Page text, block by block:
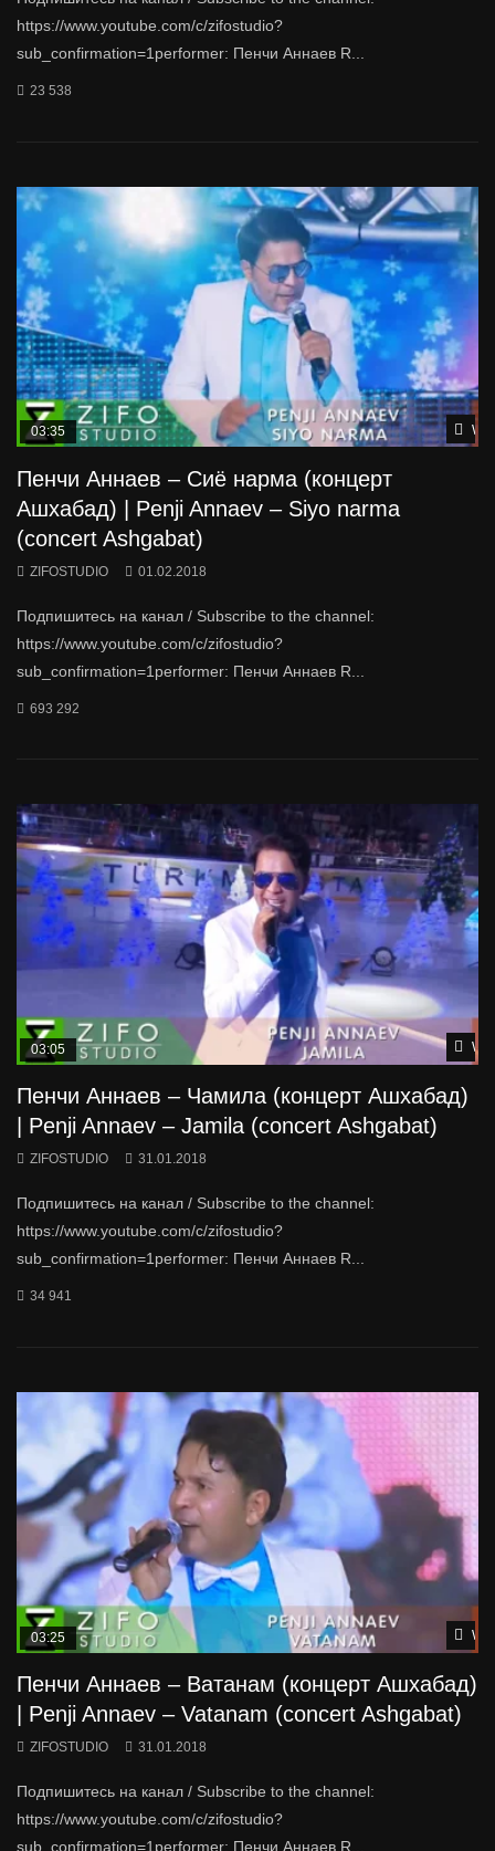
https://www.youtube.com/c/zifostudio?
sub_confirmation=1performer: Пенчи Аннаев R...
23 538
03:35
Пенчи Аннаев – Сиё нарма (концерт
Ашхабад) | Penji Annaev – Siyo narma
(concert Ashgabat)
ZIFOSTUDIO 01.02.2018
Подпишитесь на канал / Subscribe to the channel:
https://www.youtube.com/c/zifostudio?
sub_confirmation=1performer: Пенчи Аннаев R...
693 292
03:05
Пенчи Аннаев – Чамила (концерт Ашхабад)
| Penji Annaev – Jamila (concert Ashgabat)
ZIFOSTUDIO 31.01.2018
Подпишитесь на канал / Subscribe to the channel:
https://www.youtube.com/c/zifostudio?
sub_confirmation=1performer: Пенчи Аннаев R...
34 941
03:25
Пенчи Аннаев – Ватанам (концерт Ашхабад)
| Penji Annaev – Vatanam (concert Ashgabat)
ZIFOSTUDIO 31.01.2018
Подпишитесь на канал / Subscribe to the channel:
https://www.youtube.com/c/zifostudio?
sub_confirmation=1performer: Пенчи Аннаев R...